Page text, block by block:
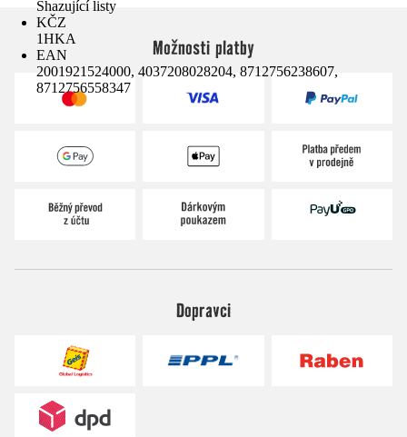
Shazující listy
KČZ
1HKA
EAN
2001921524000, 4037208028204, 8712756238607,
8712756558347
Možnosti platby
Dopravci